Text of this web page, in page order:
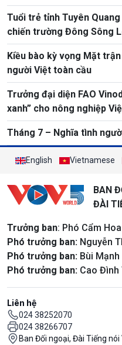
Tuổi trẻ tỉnh Tuyên
chiến trường Đông Sông
Kiều bào kỳ vọng Mặt
người Việt toàn cầu
Trưởng đại diện FAO
xanh” cho nông nghiệp
Tháng 7 – Nghĩa tình
English Vietnamese
BAN
ĐÀI
Trưởng ban: Phó Cẩm Hoa
Phó trưởng ban: Nguyễn
Phó trưởng ban: Bùi
Phó trưởng ban: Cao Đình
Liên hệ
024 38252070
024 38266707
Ban Đối ngoại, Đài Tiếng nói